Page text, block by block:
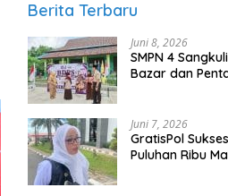
Berita Terbaru
Juni 8, 2026
SMPN 4
Bazar dan
Juni 7, 2026
GratisPol
Puluhan Ribu